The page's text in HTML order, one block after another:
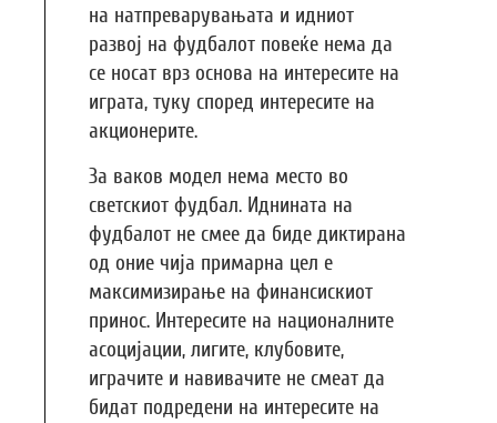
на натпреварувањата и идниот
развој на фудбалот повеќе нема да
се носат врз основа на интересите на
играта, туку според интересите на
акционерите.
За ваков модел нема место во
светскиот фудбал. Иднината на
фудбалот не смее да биде диктирана
од оние чија примарна цел е
максимизирање на финансискиот
принос. Интересите на националните
асоцијации, лигите, клубовите,
играчите и навивачите не смеат да
бидат подредени на интересите на